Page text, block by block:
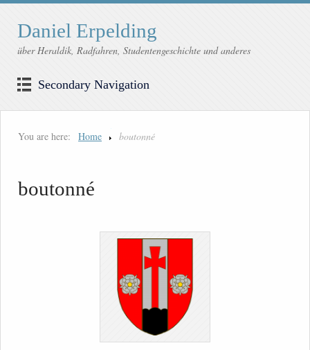
Daniel Erpelding
über Heraldik, Radfahren, Studentengeschichte und anderes
Secondary Navigation
You are here: Home boutonné
boutonné